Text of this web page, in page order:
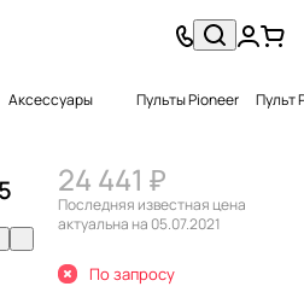
Аксессуары Пульты Pioneer Пульт
24 441 ₽
Последняя известная цена
актуальна на 05.07.2021
По запросу